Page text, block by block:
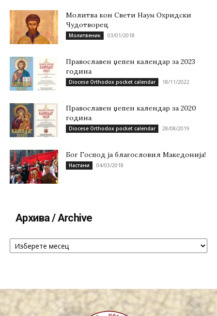
Молитва кон Свети Наум Охридски
Чудотворец
Молитвеник 03/01/2018
Православен џепен календар за 2023
година
Diocese Orthodox pocket calendar 18/11/2022
Православен џепен календар за 2020
година
Diocese Orthodox pocket calendar 28/08/2019
Бог Господ ја благословил Македонија!
Настани 04/03/2018
Архива / Archive
Архива